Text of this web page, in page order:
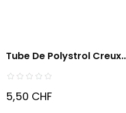
Tube De Polystrol
5,50 CHF